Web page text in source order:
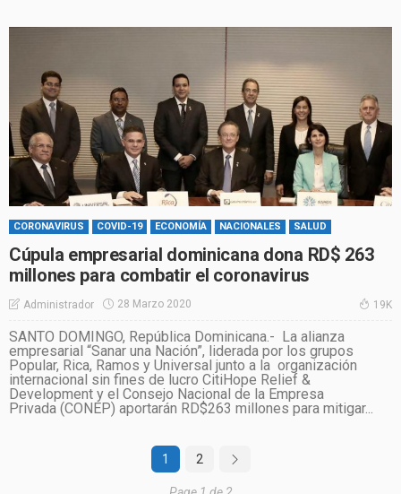
CORONAVIRUS COVID-19 ECONOMÍA NACIONALES SALUD
Cúpula empresarial dominicana dona RD$ 263
millones para combatir el coronavirus
Administrador 28 Marzo 2020 19K
SANTO DOMINGO, República Dominicana.- La alianza
empresarial “Sanar una Nación”, liderada por los grupos
Popular, Rica, Ramos y Universal junto a la organización
internacional sin fines de lucro CitiHope Relief &
Development y el Consejo Nacional de la Empresa
Privada (CONEP) aportarán RD$263 millones para mitigar...
1 2